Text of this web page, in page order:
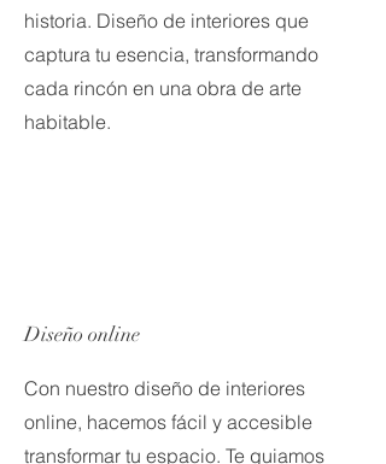
historia. Diseño de interiores que
captura tu esencia, transformando
cada rincón en una obra de arte
habitable.
Diseño online
Con nuestro diseño de interiores
online, hacemos fácil y accesible
transformar tu espacio. Te guiamos